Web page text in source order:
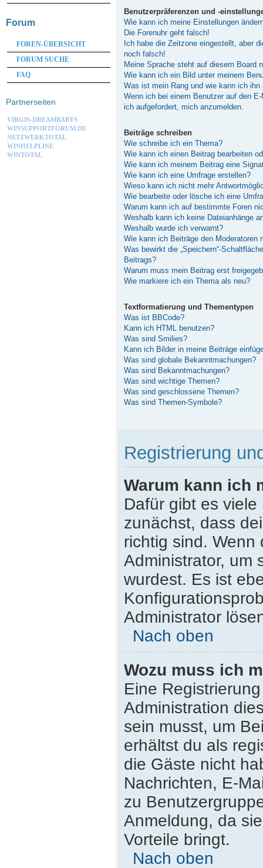
Benutzerpräferenzen und -
Wie kann ich meine Einstellungen
Die Forenuhr geht falsch!
Ich habe die Zeitzone eingestellt, aber
noch falsch!
Meine Sprache steht auf diesem Board
Wie kann ich ein Bild unter meinem
Was ist mein Rang und wie kann ich ihn
Wenn ich bei einem Benutzer auf den
ich aufgefordert, mich anzumelden.
Beiträge schreiben
Wie schreibe ich ein Thema?
Wie kann ich einen Beitrag bearbeiten
Wie kann ich meinem Beitrag eine
Wie kann ich eine Umfrage erstellen?
Wieso kann ich nicht mehr
Wie bearbeite oder lösche ich eine
Warum kann ich auf bestimmte Foren
Weshalb kann ich keine Dateianhänge
Weshalb wurde ich verwarnt?
Wie kann ich Beiträge den Moderatoren
Was bewirkt die „Speichern“-
Beitrags?
Warum muss mein Beitrag erst
Wie markiere ich ein Thema als neu?
Textformatierung und Thementypen
Was ist BBCode?
Kann ich HTML benutzen?
Was sind Smilies?
Kann ich Bilder in meine Beiträge
Was sind globale Bekanntmachungen?
Was sind Bekanntmachungen?
Was sind wichtige Themen?
Was sind geschlossene Themen?
Was sind Themen-Symbole?
Registrierung
Warum kann ich
Dafür gibt es
zunächst, dass
richtig sind. Wenn
Administrator, um
wurdest. Es ist
Administrator
Nach oben
Wozu muss ich
Eine
Administration
sein musst, um
erhältst du als
die Gäste nicht
Nachrichten, E-
zu
Anmeldung, da
Vorteile bringt.
Nach oben
Forum
FOREN-ÜBERSICHT
FORUM SUCHE
FAQ
Partnerseiten
VIRGIS-DREAMBABYS
WINSUPPORTFORUM.DE
NETZWERKTOTAL
WINHELPLINE
WINTOTAL